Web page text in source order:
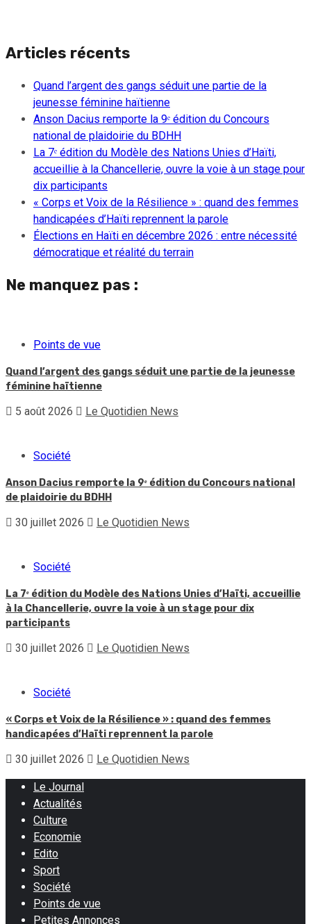
Articles récents
Quand l’argent des gangs séduit une partie de la
jeunesse féminine haïtienne
Anson Dacius remporte la 9ᵉ édition du Concours
national de plaidoirie du BDHH
La 7ᵉ édition du Modèle des Nations Unies d’Haïti,
accueillie à la Chancellerie, ouvre la voie à un stage pour
dix participants
« Corps et Voix de la Résilience » : quand des femmes
handicapées d’Haïti reprennent la parole
Élections en Haïti en décembre 2026 : entre nécessité
démocratique et réalité du terrain
Ne manquez pas :
Points de vue
Quand l’argent des gangs séduit une partie de la jeunesse
féminine haïtienne
5 août 2026 Le Quotidien News
Société
Anson Dacius remporte la 9ᵉ édition du Concours national
de plaidoirie du BDHH
30 juillet 2026 Le Quotidien News
Société
La 7ᵉ édition du Modèle des Nations Unies d’Haïti, accueillie
à la Chancellerie, ouvre la voie à un stage pour dix
participants
30 juillet 2026 Le Quotidien News
Société
« Corps et Voix de la Résilience » : quand des femmes
handicapées d’Haïti reprennent la parole
30 juillet 2026 Le Quotidien News
Le Journal
Actualités
Culture
Economie
Edito
Sport
Société
Points de vue
Petites Annonces